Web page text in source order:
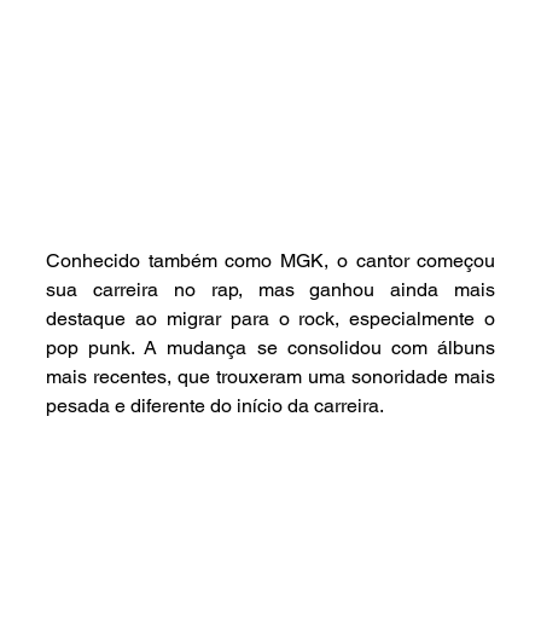
Conhecido também como MGK, o cantor começou
sua carreira no rap, mas ganhou ainda mais
destaque ao migrar para o rock, especialmente o
pop punk. A mudança se consolidou com álbuns
mais recentes, que trouxeram uma sonoridade mais
pesada e diferente do início da carreira.